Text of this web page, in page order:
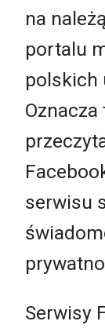
na
portalu
polskich
serwisu
Serwisy